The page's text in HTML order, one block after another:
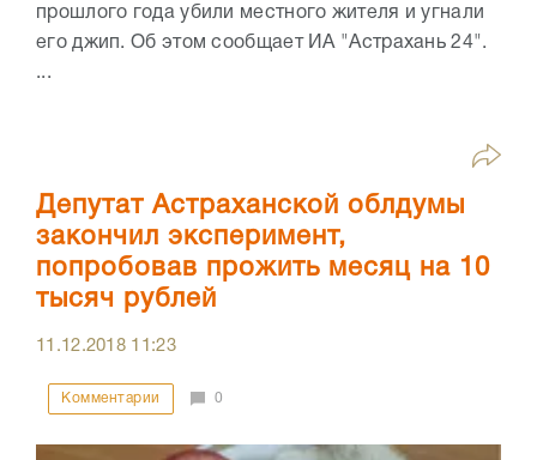
прошлого года убили местного жителя и угнали
его джип. Об этом сообщает ИА "Астрахань 24".
...
Депутат Астраханской облдумы
закончил эксперимент,
попробовав прожить месяц на 10
тысяч рублей
11.12.2018 11:23
Комментарии 0